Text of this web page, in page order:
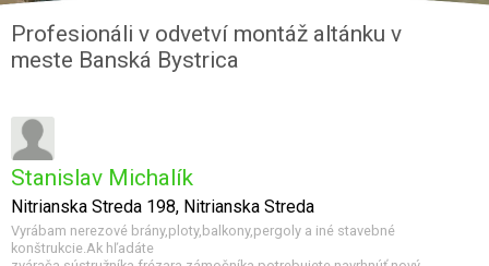
Profesionáli v odvetví montáž altánku v
meste Banská Bystrica
Stanislav Michalík
Nitrianska Streda 198, Nitrianska Streda
Vyrábam nerezové brány,ploty,balkony,pergoly a iné stavebné
konštrukcie.Ak hľadáte